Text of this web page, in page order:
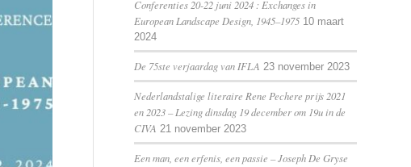
Conferenties 20-22 juni 2024 : Exchanges in
European Landscape Design, 1945–1975 10 maart
2024
De 75ste verjaardag van IFLA 23 november 2023
Nederlandstalige literaire Rene Pechere prijs 2021
en 2023 – Lezing dinsdag 19 december om 19u in de
CIVA 21 november 2023
Een man, een erfenis, een passie – Joseph De Gryse